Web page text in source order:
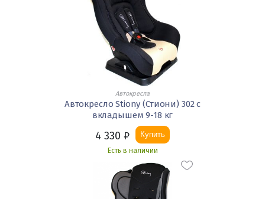
Автокресла
Автокресло Stiony (Стиони) 302 с
вкладышем 9-18 кг
4 330 ₽ Купить
Есть в наличии